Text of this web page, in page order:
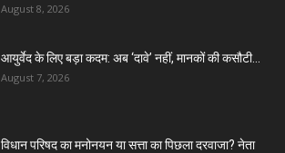
August 8, 2026
आयुर्वेद के लिए बड़ा कदम: अब ‘दावे’ नहीं, मानकों की कसौटी...
August 7, 2026
विधान परिषद का मनोनयन या सत्ता का पिछला दरवाजा? नेता